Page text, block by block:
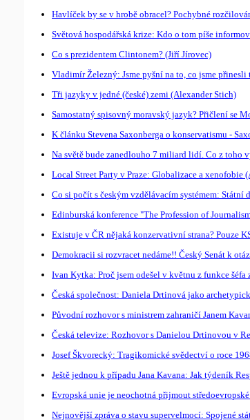
Havlíček by se v hrobě obracel? Pochybné
Světová hospodářská krize: Kdo o tom píše
Co s prezidentem Clintonem? (Jiří Jírovec)
Vladimír Železný: Jsme pyšní na to, co jsme
Tři jazyky v jedné (české) zemi (Alexander Stich)
Samostatný spisovný moravský jazyk? Přičlení se
K článku Stevena Saxonberga o konservatismu -
Na světě bude zanedlouho 7 miliard lidí. Co z toho
Local Street Party v Praze: Globalizace a xenofobie
Co si počít s českým vzdělávacím systémem: Státní
Edinburská konference "The Profession of
Existuje v ČR nějaká konzervativní strana? Pouze
Demokracii si rozvracet nedáme!! Český Senát k
Ivan Kytka: Proč jsem odešel v květnu z funkce
Česká společnost: Daniela Drtinová jako
Původní rozhovor s ministrem zahraničí Janem
Česká televize: Rozhovor s Danielou Drtinovou v
Josef Škvorecký: Tragikomické svědectví o roce
Ještě jednou k případu Jana Kavana: Jak týdeník
Evropská unie je neochotná přijmout středoevropské
Nejnovější zpráva o stavu supervelmocí: Spojené